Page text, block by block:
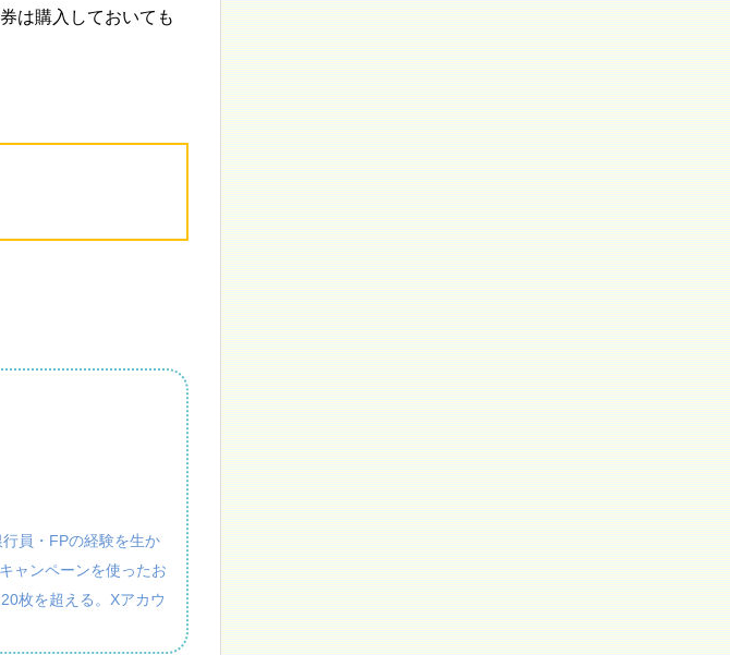
は購入しておいても
員・FPの経験を生か
ャンペーンを使ったお
枚を超える。Xアカウ